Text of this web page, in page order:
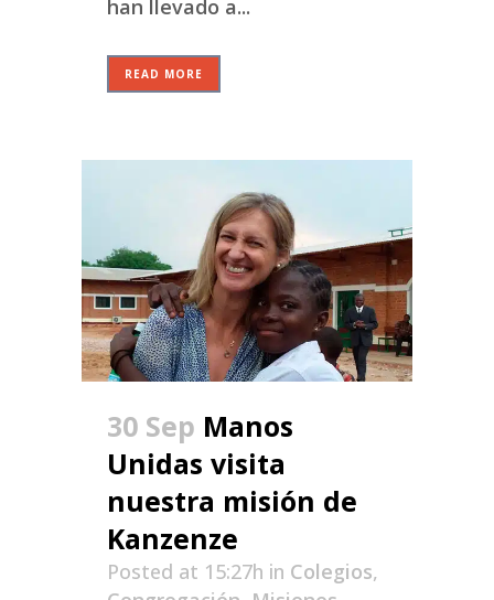
han llevado a...
READ MORE
30 Sep Manos
Unidas visita
nuestra misión de
Kanzenze
Posted at 15:27h in Colegios,